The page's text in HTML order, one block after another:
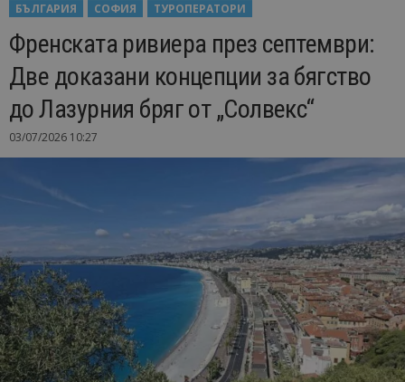
БЪЛГАРИЯ
СОФИЯ ТУРОПЕРАТОРИ
Френската ривиера през септември:
Две доказани концепции за бягство
до Лазурния бряг от „Солвекс“
03/07/2026 10:27